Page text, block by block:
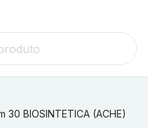
BIOSINTETICA (ACHE)